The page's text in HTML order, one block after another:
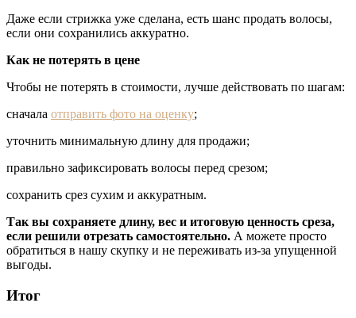
Даже если стрижка уже сделана, есть шанс продать волосы,
если они сохранились аккуратно.
Как не потерять в цене
Чтобы не потерять в стоимости, лучше действовать по шагам:
сначала отправить фото на оценку;
уточнить минимальную длину для продажи;
правильно зафиксировать волосы перед срезом;
сохранить срез сухим и аккуратным.
Так вы сохраняете длину, вес и итоговую ценность среза,
если решили отрезать самостоятельно. А можете просто
обратиться в нашу скупку и не переживать из-за упущенной
выгоды.
Итог